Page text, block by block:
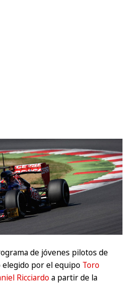
de jóvenes pilotos de
elegido por el equipo Toro
Ricciardoa partir de la